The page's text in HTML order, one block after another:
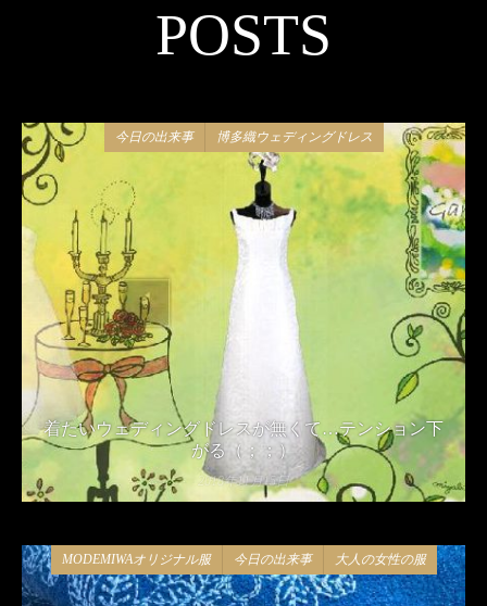
POSTS
今日の出来事 博多織ウェディングドレス
着たいウェディングドレスが無くて…テンション下
がる（；；）
2018年11月15日
MODEMIWAオリジナル服 今日の出来事 大人の女性の服